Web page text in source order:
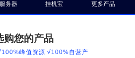
务器 挂机宝 更多产品
购您的产品
峰值资源 √100%自营产